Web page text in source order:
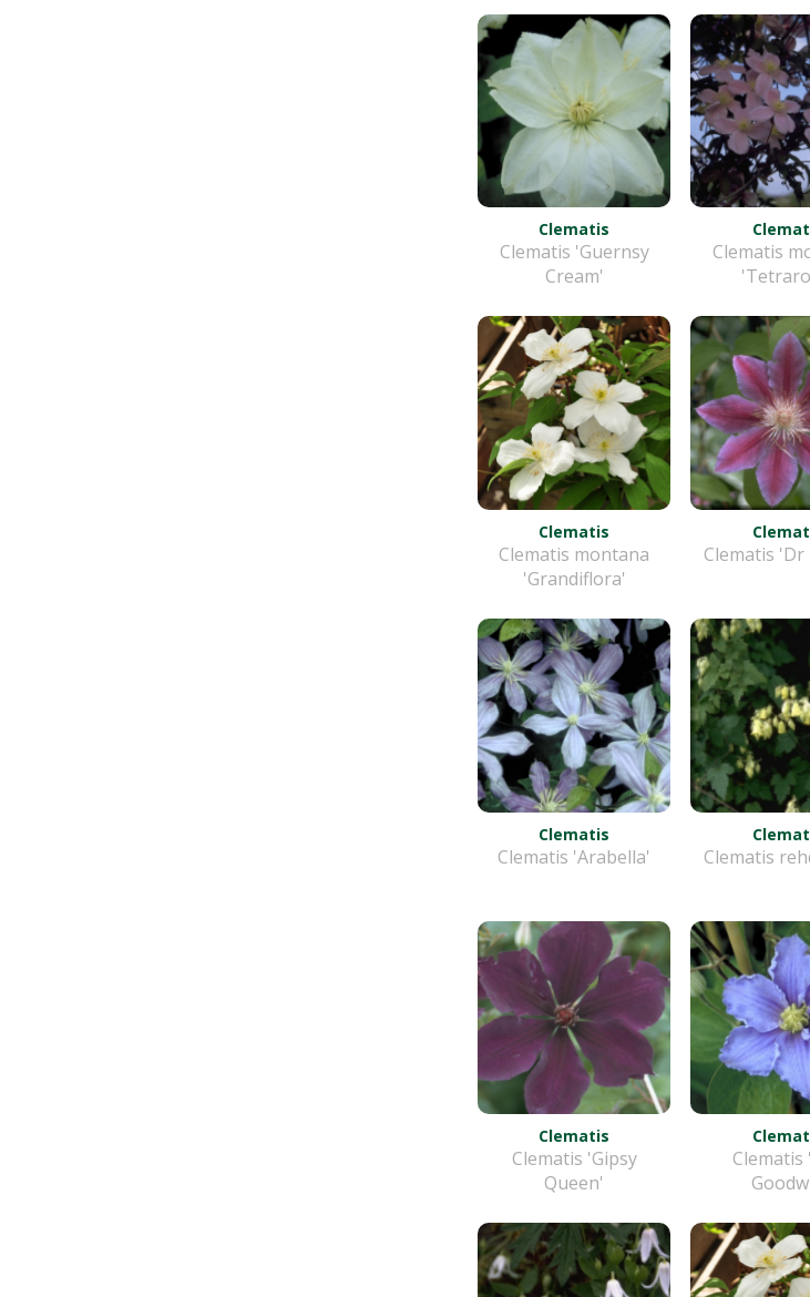
Clematis
Clematis 'Guernsy
Cream'
Clematis
Clematis
Clematis montana
'Grandiflora'
Clematis 'Dr
Clematis
Clematis 'Arabella' Clematis
Clematis
Clematis 'Gipsy
Queen'
Clematis